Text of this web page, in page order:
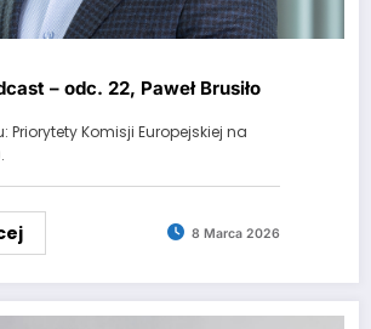
– odc. 22, Paweł Brusiło
Komisji Europejskiej na
8 Marca 2026